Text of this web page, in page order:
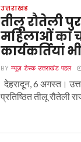
उत्तराखंड
तीलू रौतेली
महिलाओं का
कार्यकर्तियां
BYन्यूज़ डेस्क उत्तराखंड पहल
देहरादून, 6 अगस्त।
प्रतिष्ठित तीलू रौतेली